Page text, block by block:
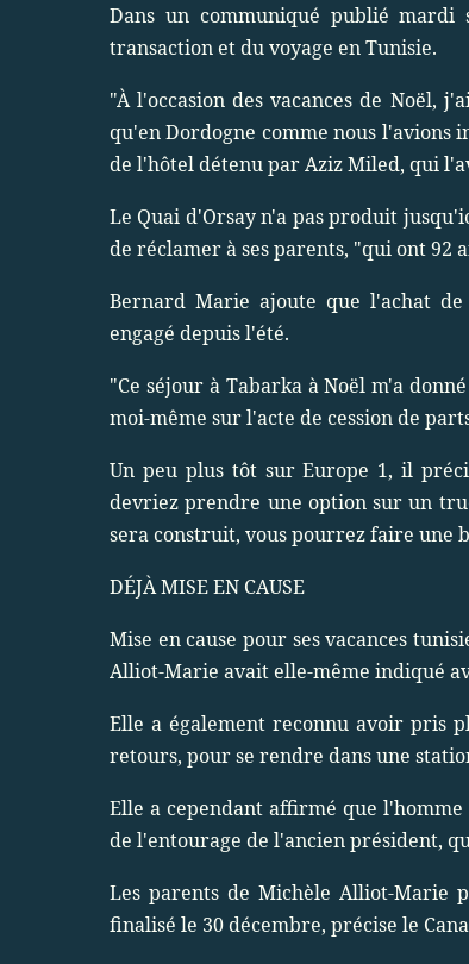
Dans un communiqué publié mardi
transaction et du voyage en Tunisie.
"À l'occasion des vacances de Noël,
qu'en Dordogne comme nous
de l'hôtel détenu par Aziz Miled, qui
Le Quai d'Orsay n'a pas produit
de réclamer à ses parents, "qui ont 92
Bernard Marie ajoute que l'achat
engagé depuis l'été.
"Ce séjour à Tabarka à Noël m'a
moi-même sur l'acte de cession de
Un peu plus tôt sur Europe 1, il
devriez prendre une option sur un
sera construit, vous pourrez faire une
DÉJÀ MISE EN CAUSE
Mise en cause pour ses vacances
Alliot-Marie avait elle-même indiqué
Elle a également reconnu avoir pris
retours, pour se rendre dans une
Elle a cependant affirmé que
de l'entourage de l'ancien président,
Les parents de Michèle Alliot-Marie
finalisé le 30 décembre, précise le